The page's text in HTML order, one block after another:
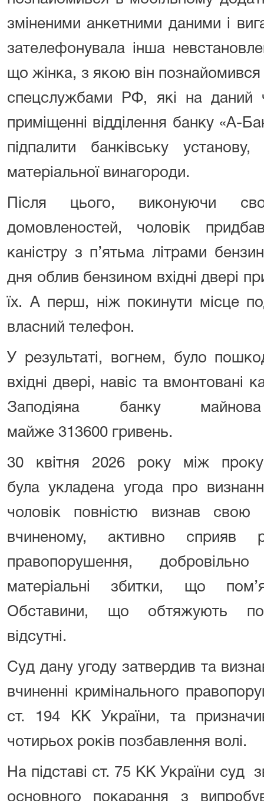
зміненими анкетними даними і
зателефонувала інша
що жінка, з якою він познайомився
спецслужбами РФ, які на даний
приміщенні відділення банку «A-
підпалити банківську
матеріальної винагороди.
Після цього, виконуючи
домовленостей, чоловік
каністру з п’ятьма літрами
дня облив бензином вхідні двері
їх. А перш, ніж покинути місце
власний телефон.
У результаті, вогнем, було
вхідні двері, навіс та вмонтовані
Заподіяна банку
майже 313600 гривень.
30 квітня 2026 року між
була укладена угода про
чоловік повністю визнав
вчиненому, активно сприяв
правопорушення,
матеріальні збитки, що
Обставини, що обтяжують
відсутні.
Суд дану угоду затвердив та
вчиненні кримінального
ст. 194 КК України, та
чотирьох років позбавлення волі.
На підставі ст. 75 КК України суд
основного покарання з